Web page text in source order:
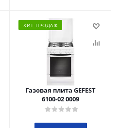
ХИТ ПРОДАЖ
Газовая плита GEFEST
6100-02 0009